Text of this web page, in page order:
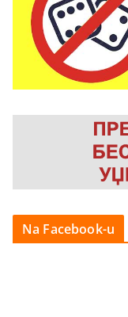
Na Facebook-u